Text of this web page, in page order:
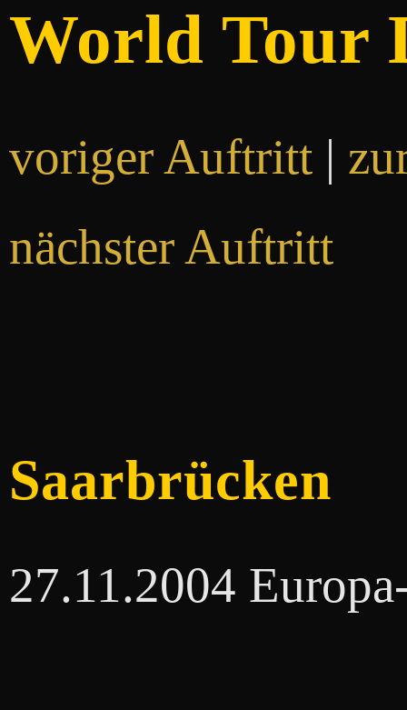
World Tour
voriger Auftritt |
nächster Auftritt
Saarbrücken
27.11.2004